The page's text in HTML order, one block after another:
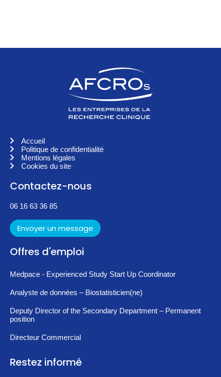
Accueil
Politique de confidentialité
Mentions légales
Cookies du site
Contactez-nous
06 16 63 36 85
Envoyer un message
Offres d'emploi
Medpace - Experienced Study Start Up Coordinator
Analyste de données – Biostatisticien(ne)
Deputy Director of the Secondary Department – Permanent
position
Directeur Commercial
Restez informé